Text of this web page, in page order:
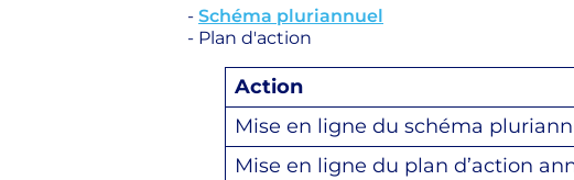
- Schéma pluriannuel
- Plan d'action
Action
Mise en ligne du schéma
Mise en ligne du plan d’action